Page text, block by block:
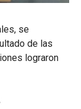
se
de las
lograron